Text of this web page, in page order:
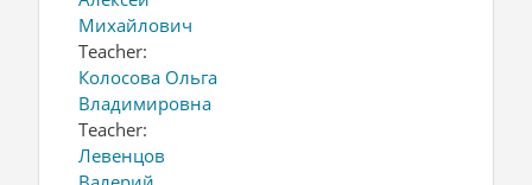
Михайлович
Teacher:
Колосова Ольга
Владимировна
Teacher:
Левенцов